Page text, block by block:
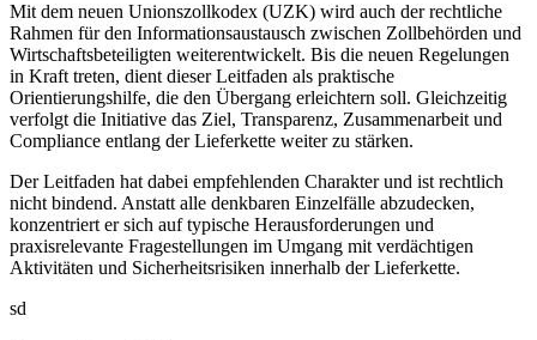
Mit dem neuen Unionszollkodex (UZK) wird auch der rechtliche
Rahmen für den Informationsaustausch zwischen Zollbehörden und
Wirtschaftsbeteiligten weiterentwickelt. Bis die neuen Regelungen
in Kraft treten, dient dieser Leitfaden als praktische
Orientierungshilfe, die den Übergang erleichtern soll. Gleichzeitig
verfolgt die Initiative das Ziel, Transparenz, Zusammenarbeit und
Compliance entlang der Lieferkette weiter zu stärken.
Der Leitfaden hat dabei empfehlenden Charakter und ist rechtlich
nicht bindend. Anstatt alle denkbaren Einzelfälle abzudecken,
konzentriert er sich auf typische Herausforderungen und
praxisrelevante Fragestellungen im Umgang mit verdächtigen
Aktivitäten und Sicherheitsrisiken innerhalb der Lieferkette.
sd